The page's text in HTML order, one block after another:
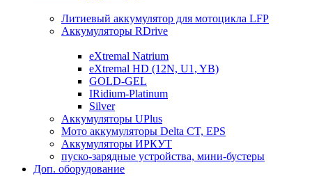
Литиевый аккумулятор для мотоцикла LFP
Аккумуляторы RDrive
eXtremal Natrium
eXtremal HD (12N, U1, YB)
GOLD-GEL
IRidium-Platinum
Silver
Аккумуляторы UPlus
Мото аккумуляторы Delta CT, EPS
Аккумуляторы ИРКУТ
пуско-зарядные устройства, мини-бустеры
Доп. оборудование